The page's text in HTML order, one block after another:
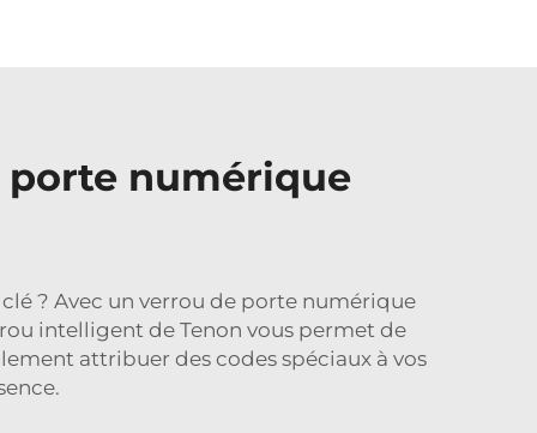
porte numérique
? Avec un verrou de porte numérique
intelligent de Tenon vous permet de
attribuer des codes spéciaux à vos